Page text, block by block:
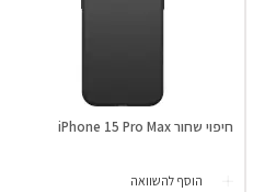
חיפוי שחור iPhone 15 Pro Max
הוסף להשוואה